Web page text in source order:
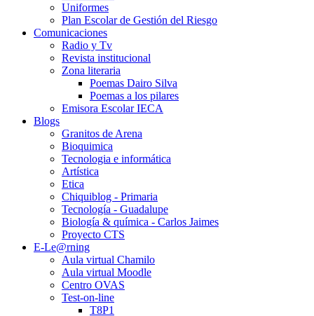
Uniformes
Plan Escolar de Gestión del Riesgo
Comunicaciones
Radio y Tv
Revista institucional
Zona literaria
Poemas Dairo Silva
Poemas a los pilares
Emisora Escolar IECA
Blogs
Granitos de Arena
Bioquimica
Tecnologia e informática
Artística
Etica
Chiquiblog - Primaria
Tecnología - Guadalupe
Biología & química - Carlos Jaimes
Proyecto CTS
E-Le@rning
Aula virtual Chamilo
Aula virtual Moodle
Centro OVAS
Test-on-line
T8P1